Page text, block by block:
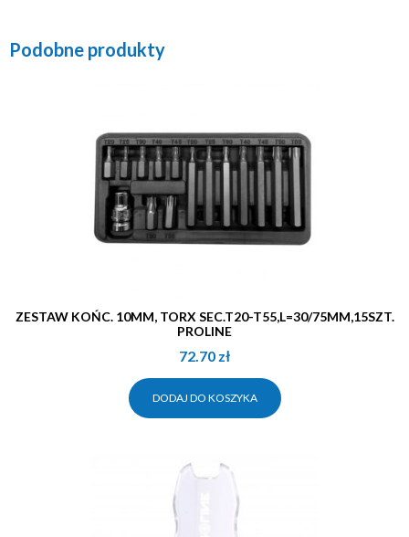
Podobne produkty
ZESTAW KOŃC. 10MM, TORX SEC.T20-T55,L=30/75MM,15SZT.
PROLINE
72.70 zł
DODAJ DO KOSZYKA